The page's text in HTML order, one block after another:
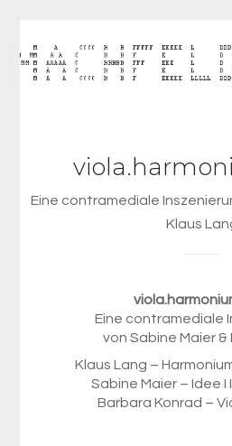
Eine contramediale
Klaus
Eine contramediale
von Sabine Maier &
Klaus Lang –
Sabine Maier – Idee I
Barbara Konrad –